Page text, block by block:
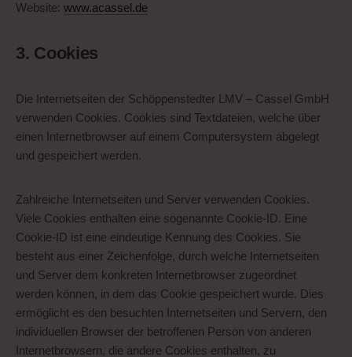
Website: www.acassel.de
3. Cookies
Die Internetseiten der Schöppenstedter LMV – Cassel GmbH
verwenden Cookies. Cookies sind Textdateien, welche über
einen Internetbrowser auf einem Computersystem abgelegt
und gespeichert werden.
Zahlreiche Internetseiten und Server verwenden Cookies.
Viele Cookies enthalten eine sogenannte Cookie-ID. Eine
Cookie-ID ist eine eindeutige Kennung des Cookies. Sie
besteht aus einer Zeichenfolge, durch welche Internetseiten
und Server dem konkreten Internetbrowser zugeordnet
werden können, in dem das Cookie gespeichert wurde. Dies
ermöglicht es den besuchten Internetseiten und Servern, den
individuellen Browser der betroffenen Person von anderen
Internetbrowsern, die andere Cookies enthalten, zu